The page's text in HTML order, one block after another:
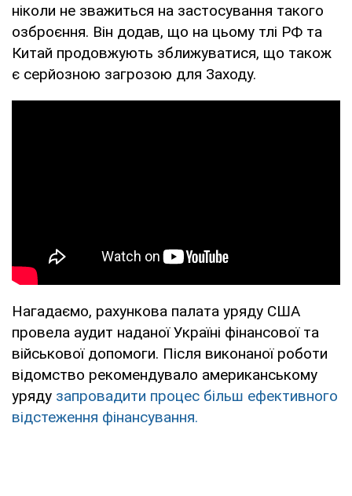
ніколи не зважиться на застосування такого
озброєння. Він додав, що на цьому тлі РФ та
Китай продовжують зближуватися, що також
є серйозною загрозою для Заходу.
Нагадаємо, рахункова палата уряду США
провела аудит наданої Україні фінансової та
військової допомоги. Після виконаної роботи
відомство рекомендувало американському
уряду запровадити процес більш ефективного
відстеження фінансування.